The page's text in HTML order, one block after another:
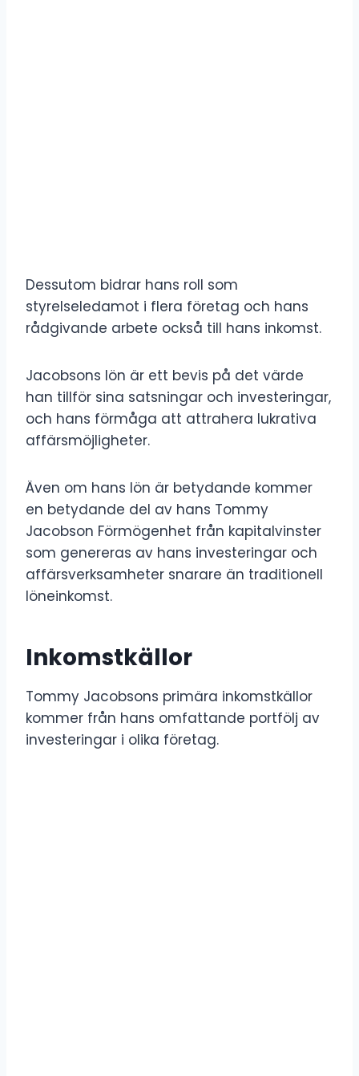
Dessutom bidrar hans roll som
styrelseledamot i flera företag och hans
rådgivande arbete också till hans inkomst.
Jacobsons lön är ett bevis på det värde
han tillför sina satsningar och investeringar,
och hans förmåga att attrahera lukrativa
affärsmöjligheter.
Även om hans lön är betydande kommer
en betydande del av hans Tommy
Jacobson Förmögenhet från kapitalvinster
som genereras av hans investeringar och
affärsverksamheter snarare än traditionell
löneinkomst.
Inkomstkällor
Tommy Jacobsons primära inkomstkällor
kommer från hans omfattande portfölj av
investeringar i olika företag.